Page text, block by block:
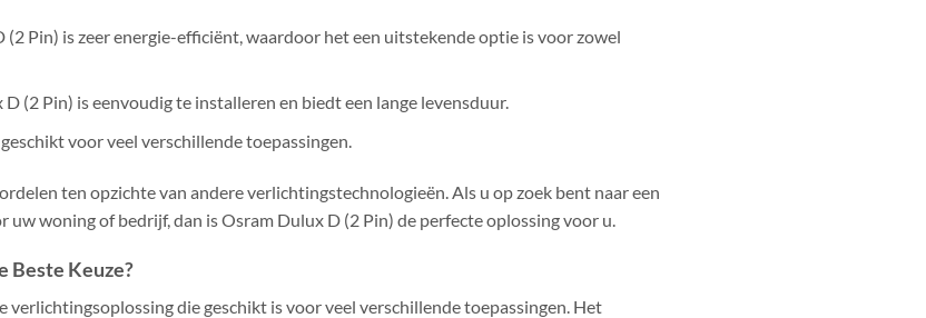
Pin) is zeer energie-efficiënt, waardoor het een uitstekende optie is voor zowel
(2 Pin) is eenvoudig te installeren en biedt een lange levensduur.
voor veel verschillende toepassingen.
ten opzichte van andere verlichtingstechnologieën. Als u op zoek bent naar een
woning of bedrijf, dan is Osram Dulux D (2 Pin) de perfecte oplossing voor u.
Beste Keuze?
verlichtingsoplossing die geschikt is voor veel verschillende toepassingen. Het